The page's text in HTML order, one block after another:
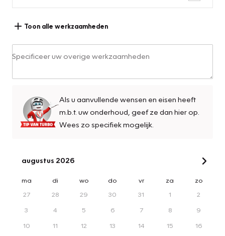
Toon alle werkzaamheden
Specificeer uw overige werkzaamheden
Als u aanvullende wensen en eisen heeft
m.b.t. uw onderhoud, geef ze dan hier op.
Wees zo specifiek mogelijk.
augustus 2026
ma di wo do vr za
zo
27
28 29 30 31 1
2
3
4 5 6 7 8
9
10
11 12 13 14 15
16